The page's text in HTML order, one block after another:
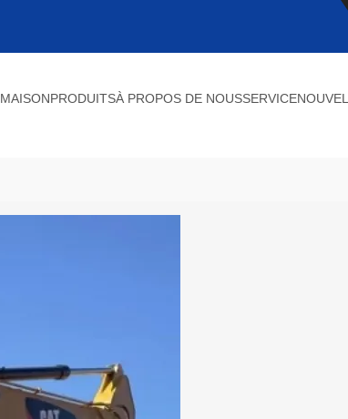
MAISONPRODUITSÀ PROPOS DE NOUSSERVICE